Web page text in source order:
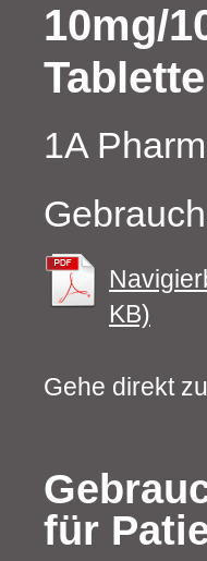
10mg/
1A
KB)
Gehe direkt zu
für